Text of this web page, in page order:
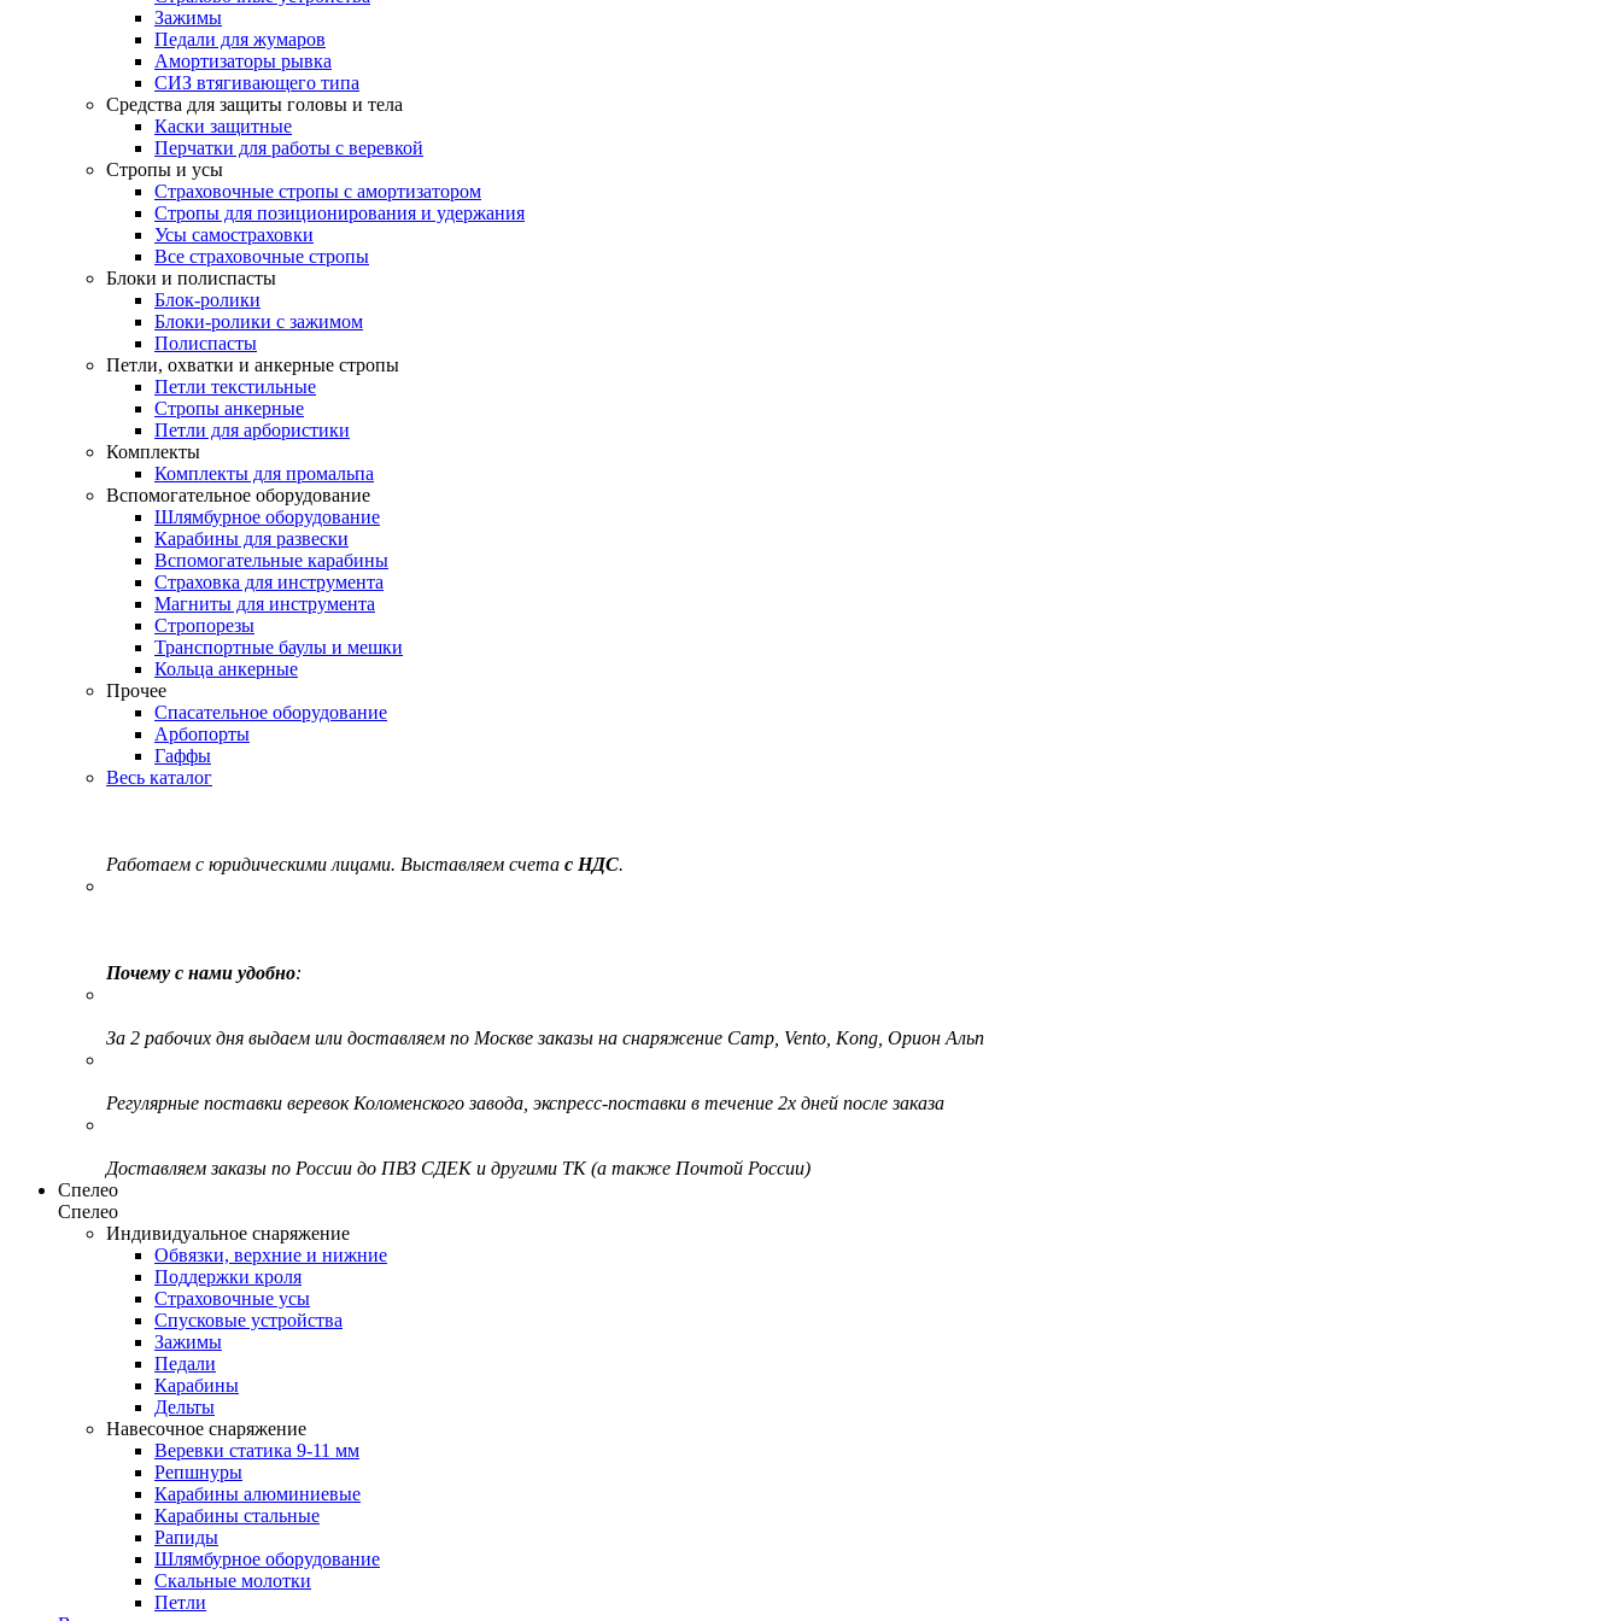
Зажимы
Педали для жумаров
Амортизаторы рывка
СИЗ втягивающего типа
Средства для защиты головы и тела
Каски защитные
Перчатки для работы с веревкой
Стропы и усы
Страховочные стропы с амортизатором
Стропы для позиционирования и удержания
Усы самостраховки
Все страховочные стропы
Блоки и полиспасты
Блок-ролики
Блоки-ролики с зажимом
Полиспасты
Петли, охватки и анкерные стропы
Петли текстильные
Стропы анкерные
Петли для арбористики
Комплекты
Комплекты для промальпа
Вспомогательное оборудование
Шлямбурное оборудование
Карабины для развески
Вспомогательные карабины
Страховка для инструмента
Магниты для инструмента
Стропорезы
Транспортные баулы и мешки
Кольца анкерные
Прочее
Спасательное оборудование
Арбопорты
Гаффы
Весь каталог
Работаем с юридическими лицами. Выставляем счета с НДС.
Почему с нами удобно:
За 2 рабочих дня выдаем или доставляем по Москве заказы на снаряжение Camp, Vento, Kong, Орион Альп
Регулярные поставки веревок Коломенского завода, экспресс-поставки в течение 2х дней после заказа
Доставляем заказы по России до ПВЗ СДЕК и другими ТК (а также Почтой России)
Спелео
Спелео
Индивидуальное снаряжение
Обвязки, верхние и нижние
Поддержки кроля
Страховочные усы
Спусковые устройства
Зажимы
Педали
Карабины
Дельты
Навесочное снаряжение
Веревки статика 9-11 мм
Репшнуры
Карабины алюминиевые
Карабины стальные
Рапиды
Шлямбурное оборудование
Скальные молотки
Петли